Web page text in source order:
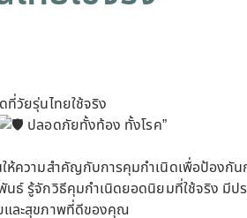
ที่วัยรุ่นไทยใช้จริง
ปลอดภัยทั้งท้อง ทั้งโรค”
ห้ความสำคัญกับการคุมกำเนิดเพื่อป้องกัน
ธ์ รู้จักวิธีคุมกำเนิดยอดนิยมที่ใช้จริง มีปร
และสุขภาพที่ดีของคุณ